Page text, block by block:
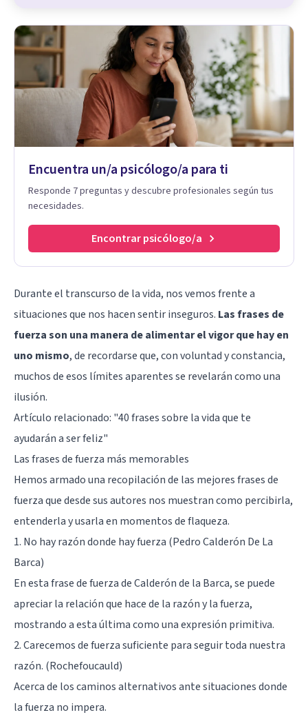
Encuentra un/a psicólogo/a para ti
Responde 7 preguntas y descubre profesionales según tus
necesidades.
Encontrar psicólogo/a
Durante el transcurso de la vida, nos vemos frente a
situaciones que nos hacen sentir inseguros. Las frases de
fuerza son una manera de alimentar el vigor que hay en
uno mismo, de recordarse que, con voluntad y constancia,
muchos de esos límites aparentes se revelarán como una
ilusión.
Artículo relacionado: "40 frases sobre la vida que te
ayudarán a ser feliz"
Las frases de fuerza más memorables
Hemos armado una recopilación de las mejores frases de
fuerza que desde sus autores nos muestran como percibirla,
entenderla y usarla en momentos de flaqueza.
1. No hay razón donde hay fuerza (Pedro Calderón De La
Barca)
En esta frase de fuerza de Calderón de la Barca, se puede
apreciar la relación que hace de la razón y la fuerza,
mostrando a esta última como una expresión primitiva.
2. Carecemos de fuerza suficiente para seguir toda nuestra
razón. (Rochefoucauld)
Acerca de los caminos alternativos ante situaciones donde
la fuerza no impera.